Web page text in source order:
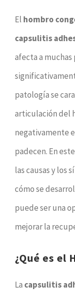
imagen
más
grande
El hombro
capsulitis
afecta a
patología se
articulación del
negativamente
padecen. En
las causas y los
cómo se
puede ser una
mejorar la
¿Qué es el
La capsulitis